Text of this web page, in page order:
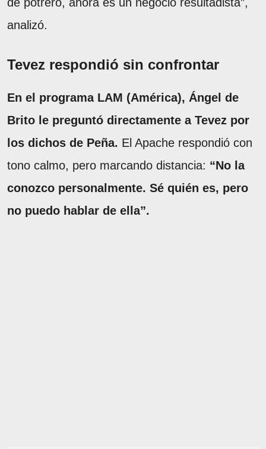
analizó.
Tevez respondió sin confrontar
En el programa LAM (América), Ángel de
Brito le preguntó directamente a Tevez por
los dichos de Peña. El Apache respondió con
tono calmo, pero marcando distancia: “No la
conozco personalmente. Sé quién es, pero
no puedo hablar de ella”.